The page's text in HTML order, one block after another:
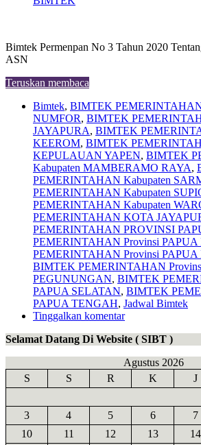
Bimtek Permenpan No 3 Tahun 2020
ASN
Teruskan membaca
Bimtek, BIMTEK
NUMFOR, BIMTEK
JAYAPURA, BIMTEK
KEEROM, BIMTEK
KEPULAUAN YAPEN, BIMTEK
Kabupaten MAMBERAMO RAYA,
PEMERINTAHAN Kabupaten
PEMERINTAHAN Kabupaten
PEMERINTAHAN Kabupaten
PEMERINTAHAN KOTA
PEMERINTAHAN PROVINSI
PEMERINTAHAN Provinsi PAPUA
PEMERINTAHAN Provinsi
BIMTEK PEMERINTAHAN
PEGUNUNGAN, BIMTEK
PAPUA SELATAN, BIMTEK
PAPUA TENGAH, Jadwal Bimtek
Tinggalkan komentar
Selamat Datang Di Website ( SIBT )
Agustus 2026
S
S R K J
3
4 5 6 7
10
11 12 13 14